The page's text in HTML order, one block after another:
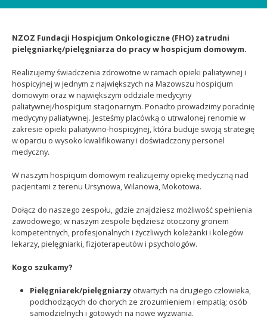
NZOZ Fundacji Hospicjum Onkologiczne (FHO) zatrudni
pielęgniarkę/pielęgniarza do pracy w hospicjum domowym.
Realizujemy świadczenia zdrowotne w ramach opieki paliatywnej i
hospicyjnej w jednym z największych na Mazowszu hospicjum
domowym oraz w największym oddziale medycyny
paliatywnej/hospicjum stacjonarnym. Ponadto prowadzimy poradnię
medycyny paliatywnej. Jesteśmy placówką o utrwalonej renomie w
zakresie opieki paliatywno-hospicyjnej, która buduje swoją strategię
w oparciu o wysoko kwalifikowany i doświadczony personel
medyczny.
W naszym hospicjum domowym realizujemy opiekę medyczną nad
pacjentami z terenu Ursynowa, Wilanowa, Mokotowa.
Dołącz do naszego zespołu, gdzie znajdziesz możliwość spełnienia
zawodowego; w naszym zespole będziesz otoczony gronem
kompetentnych, profesjonalnych i życzliwych koleżanki i kolegów
lekarzy, pielęgniarki, fizjoterapeutów i psychologów.
Kogo szukamy?
Pielęgniarek/pielęgniarzy otwartych na drugiego człowieka,
podchodzących do chorych ze zrozumieniem i empatią; osób
samodzielnych i gotowych na nowe wyzwania.